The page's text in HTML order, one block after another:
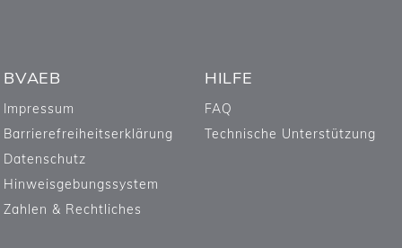
BVAEB
Impressum
Barrierefreiheitserklärung
Datenschutz
Hinweisgebungssystem
Zahlen & Rechtliches
HILFE
FAQ
Technische Unterstützung